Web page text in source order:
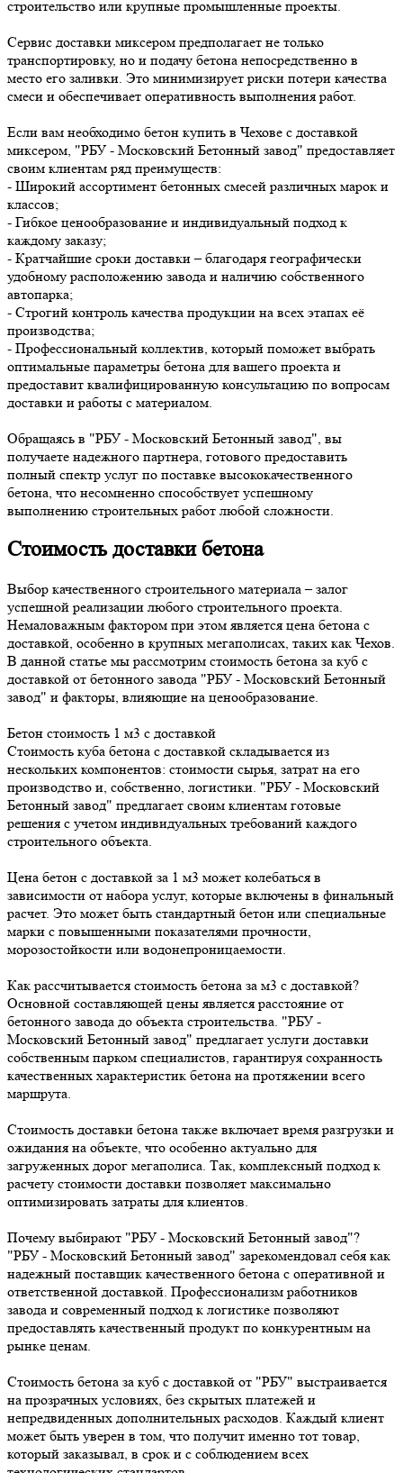
строительство или крупные промышленные проекты.
Сервис доставки миксером предполагает не только
транспортировку, но и подачу бетона непосредственно в
место его заливки. Это минимизирует риски потери качества
смеси и обеспечивает оперативность выполнения работ.
Если вам необходимо бетон купить в Чехове с доставкой
миксером, "РБУ - Московский Бетонный завод" предоставляет
своим клиентам ряд преимуществ:
- Широкий ассортимент бетонных смесей различных марок и
классов;
- Гибкое ценообразование и индивидуальный подход к
каждому заказу;
- Кратчайшие сроки доставки – благодаря географически
удобному расположению завода и наличию собственного
автопарка;
- Строгий контроль качества продукции на всех этапах её
производства;
- Профессиональный коллектив, который поможет выбрать
оптимальные параметры бетона для вашего проекта и
предоставит квалифицированную консультацию по вопросам
доставки и работы с материалом.
Обращаясь в "РБУ - Московский Бетонный завод", вы
получаете надежного партнера, готового предоставить
полный спектр услуг по поставке высококачественного
бетона, что несомненно способствует успешному
выполнению строительных работ любой сложности.
Стоимость доставки бетона
Выбор качественного строительного материала – залог
успешной реализации любого строительного проекта.
Немаловажным фактором при этом является цена бетона с
доставкой, особенно в крупных мегаполисах, таких как Чехов.
В данной статье мы рассмотрим стоимость бетона за куб с
доставкой от бетонного завода "РБУ - Московский Бетонный
завод" и факторы, влияющие на ценообразование.
Бетон стоимость 1 м3 с доставкой
Стоимость куба бетона с доставкой складывается из
нескольких компонентов: стоимости сырья, затрат на его
производство и, собственно, логистики. "РБУ - Московский
Бетонный завод" предлагает своим клиентам готовые
решения с учетом индивидуальных требований каждого
строительного объекта.
Цена бетон с доставкой за 1 м3 может колебаться в
зависимости от набора услуг, которые включены в финальный
расчет. Это может быть стандартный бетон или специальные
марки с повышенными показателями прочности,
морозостойкости или водонепроницаемости.
Как рассчитывается стоимость бетона за м3 с доставкой?
Основной составляющей цены является расстояние от
бетонного завода до объекта строительства. "РБУ -
Московский Бетонный завод" предлагает услуги доставки
собственным парком специалистов, гарантируя сохранность
качественных характеристик бетона на протяжении всего
маршрута.
Стоимость доставки бетона также включает время разгрузки и
ожидания на объекте, что особенно актуально для
загруженных дорог мегаполиса. Так, комплексный подход к
расчету стоимости доставки позволяет максимально
оптимизировать затраты для клиентов.
Почему выбирают "РБУ - Московский Бетонный завод"?
"РБУ - Московский Бетонный завод" зарекомендовал себя как
надежный поставщик качественного бетона с оперативной и
ответственной доставкой. Профессионализм работников
завода и современный подход к логистике позволяют
предоставлять качественный продукт по конкурентным на
рынке ценам.
Стоимость бетона за куб с доставкой от "РБУ" выстраивается
на прозрачных условиях, без скрытых платежей и
непредвиденных дополнительных расходов. Каждый клиент
может быть уверен в том, что получит именно тот товар,
который заказывал, в срок и с соблюдением всех